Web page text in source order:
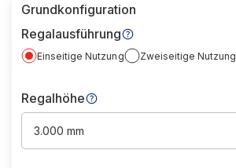
Grundkonfiguration
Regalausführung
Einseitige Nutzung Zweiseitige Nutzung
Regalhöhe
3.000 mm